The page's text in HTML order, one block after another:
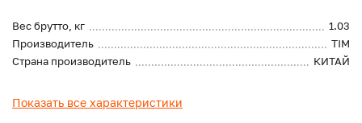
Вес брутто, кг
1.03
Производитель
TIM
Страна производитель
КИТАЙ
Показать все характеристики